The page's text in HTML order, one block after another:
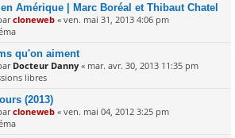
Amérique | Marc Boréal et Thibaut Chatel
cloneweb « ven. mai 31, 2013 4:06 pm
qu'on aiment
Docteur Danny « mar. avr. 30, 2013 11:35 pm
libres
(2013)
cloneweb « ven. mai 04, 2012 3:25 pm